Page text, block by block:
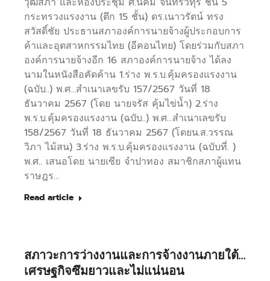
กระทรวงแรงงาน (ตึก 15 ชั้น) ดร.เนาวรัตน์ ทรง
สวัสดิ์ชัย ประธานสภาองค์การนายจ้างผู้ประกอบการ
ค้าและอุตสาหกรรมไทย (อีคอนไทย) โดยร่วมกับสภา
องค์การนายจ้างอีก 16 สภาองค์การนายจ้าง ได้ลง
นามในหนังสือคัดค้าน 1.ร่าง พ.ร.บ.คุ้มครองแรงงาน
(ฉบับ..) พ.ศ…สำเนาเลขรับ 157/2567 วันที่ 18
ธันวาคม 2567 (โดย นายจรัส คุ้มไข่น้ำ) 2.ร่าง
พ.ร.บ.คุ้มครองแรงงาน (ฉบับ..) พ.ศ…สำเนาเลขรับ
158/2567 วันที่ 18 ธันวาคม 2567 (โดยน.ส.วรรณ
วิภา ไม้สน) 3.ร่าง พ.ร.บ.คุ้มครองแรงงาน (ฉบับที่. )
พ.ศ.. เสนอโดย นายเซีย จำปาทอง สมาชิกสภาผู้แทน
ราษฎร…
Read article
สภาวะการว่างงานและการจ้างงานภายใต้…
เศรษฐกิจซึมยาวและไม่แน่นอน